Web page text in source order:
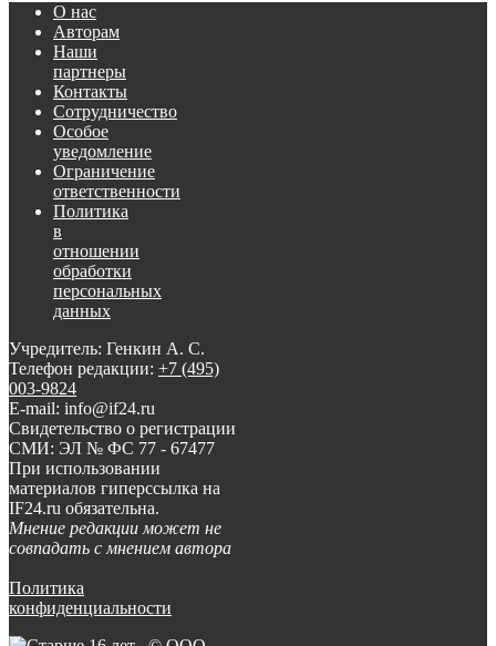
О нас
Авторам
Наши
партнеры
Контакты
Сотрудничество
Особое
уведомление
Ограничение
ответственности
Политика
в
отношении
обработки
персональных
данных
Учредитель: Генкин А. С.
Телефон редакции: +7 (495)
003-9824
E-mail: info@if24.ru
Свидетельство о регистрации
СМИ: ЭЛ № ФС 77 - 67477
При использовании
материалов гиперссылка на
IF24.ru обязательна.
Мнение редакции может не
совпадать с мнением автора
Политика
конфиденциальности